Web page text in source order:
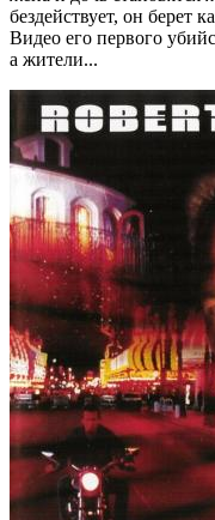
бездействует, он берет
Видео его первого
а жители...